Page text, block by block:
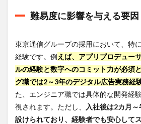
難易度に影響を与える要因
東京通信グループの採用において、特
経験です。例えば、アプリプロデュー
ルの経験と数字へのコミット力が必須
グ職では2～3年のデジタル広告実務経
た、エンジニア職では具体的な開発経
視されます。ただし、
入社後は2カ月
設けられており、経験者でも安心して